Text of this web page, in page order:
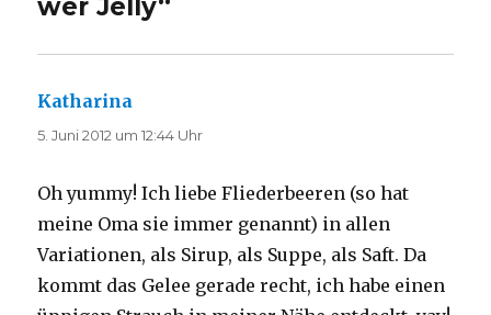
wer Jelly“
Katharina
5. Juni 2012 um 12:44 Uhr
Oh yummy! Ich liebe Fliederbeeren (so hat
meine Oma sie immer genannt) in allen
Variationen, als Sirup, als Suppe, als Saft. Da
kommt das Gelee gerade recht, ich habe einen